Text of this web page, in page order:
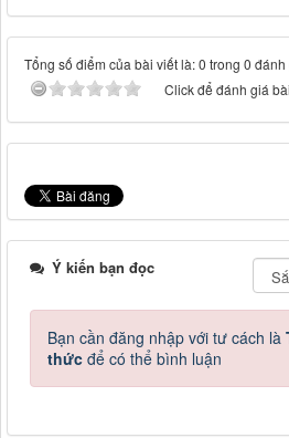
Tổng số điểm của bài viết là: 0 trong 0 đánh
Click để đánh giá
Ý kiến bạn đọc
Bạn cần đăng nhập với tư cách là
thức để có thể bình luận